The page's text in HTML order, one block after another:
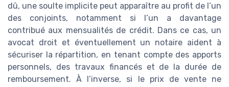
dû, une soulte implicite peut apparaître au profit de l’un
des conjoints, notamment si l’un a davantage
contribué aux mensualités de crédit. Dans ce cas, un
avocat droit et éventuellement un notaire aident à
sécuriser la répartition, en tenant compte des apports
personnels, des travaux financés et de la durée de
remboursement. À l’inverse, si le prix de vente ne